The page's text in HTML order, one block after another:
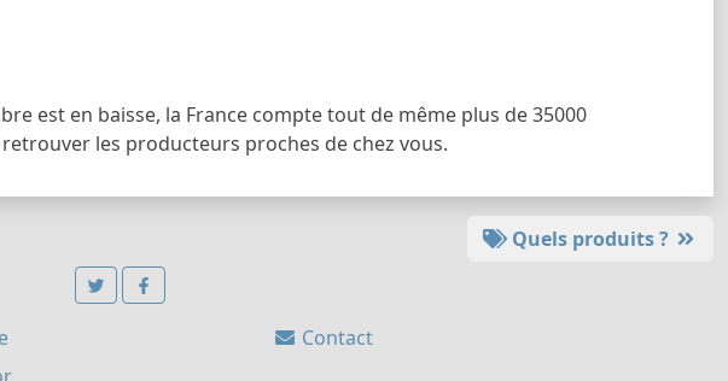
est en baisse, la France compte tout de même plus de 35000
les producteurs proches de chez vous.
Quels produits ?
Contact